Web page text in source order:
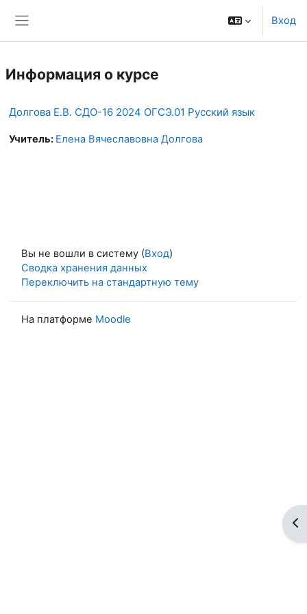
Вход
Информация о курсе
Долгова Е.В. СДО-16 2024 ОГСЭ.01 Русский язык
Учитель: Елена Вячеславовна Долгова
Вы не вошли в систему (Вход)
Сводка хранения данных
Переключить на стандартную тему
На платформе Moodle